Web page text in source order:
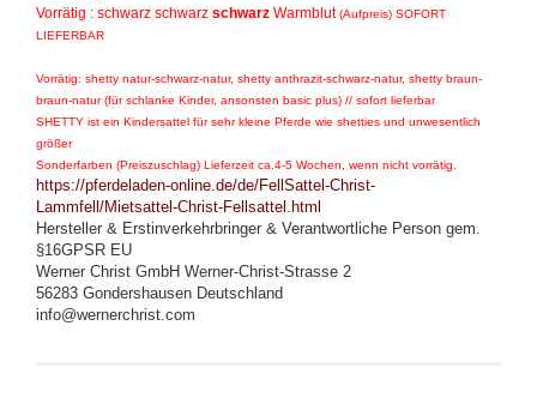
Vorrätig : schwarz schwarz schwarz Warmblut(Aufpreis) SOFORT
LIEFERBAR
Vorrätig: shetty natur-schwarz-natur, shetty anthrazit-schwarz-natur, shetty braun-
braun-natur (für schlanke Kinder, ansonsten basic plus) // sofort lieferbar
SHETTY ist ein Kindersattel für sehr kleine Pferde wie shetties und unwesentlich
größer
Sonderfarben (Preiszuschlag) Lieferzeit ca.4-5 Wochen, wenn nicht vorrätig.
https://pferdeladen-online.de/de/FellSattel-Christ-
Lammfell/Mietsattel-Christ-Fellsattel.html
Hersteller & Erstinverkehrbringer & Verantwortliche Person gem.
§16GPSR EU
Werner Christ GmbH Werner-Christ-Strasse 2
56283 Gondershausen Deutschland
info@wernerchrist.com